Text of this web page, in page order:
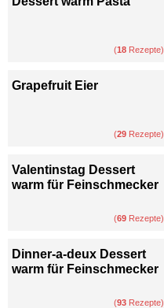
(18 Rezepte)
Grapefruit Eier
(29 Rezepte)
Valentinstag Dessert
warm für Feinschmecker
(69 Rezepte)
Dinner-a-deux Dessert
warm für Feinschmecker
(93 Rezepte)